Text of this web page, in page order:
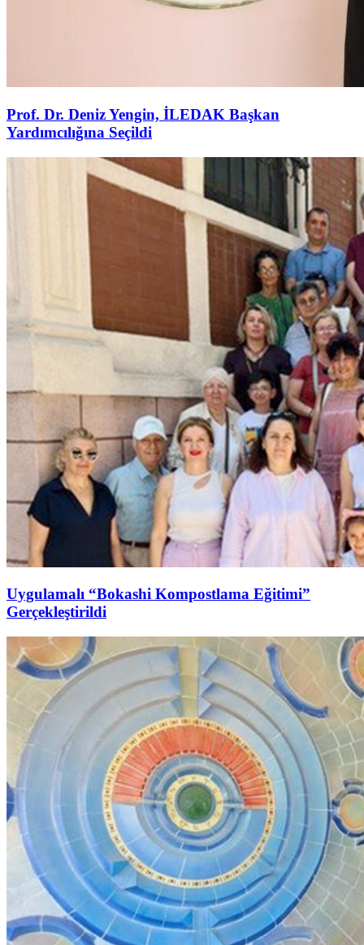
Prof. Dr. Deniz Yengin, İLEDAK Başkan
Yardımcılığına Seçildi
Uygulamalı “Bokashi Kompostlama Eğitimi”
Gerçekleştirildi